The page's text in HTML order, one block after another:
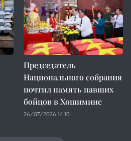
Председатель
Национального собрания
почтил память павших
бойцов в Хошимине
26/07/2026 14:10